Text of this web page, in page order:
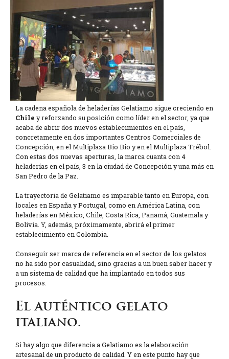
La cadena española de heladerías Gelatiamo sigue creciendo en
Chile y reforzando su posición como líder en el sector, ya que
acaba de abrir dos nuevos establecimientos en el país,
concretamente en dos importantes Centros Comerciales de
Concepción, en el Multiplaza Bio Bio y en el Multiplaza Trébol.
Con estas dos nuevas aperturas, la marca cuanta con 4
heladerías en el país, 3 en la ciudad de Concepción y una más en
San Pedro de la Paz.
La trayectoria de Gelatiamo es imparable tanto en Europa, con
locales en España y Portugal, como en América Latina, con
heladerías en México, Chile, Costa Rica, Panamá, Guatemala y
Bolivia. Y, además, próximamente, abrirá el primer
establecimiento en Colombia.
Conseguir ser marca de referencia en el sector de los gelatos
no ha sido por casualidad, sino gracias a un buen saber hacer y
a un sistema de calidad que ha implantado en todos sus
procesos.
El auténtico gelato
italiano.
Si hay algo que diferencia a Gelatiamo es la elaboración
artesanal de un producto de calidad. Y en este punto hay que